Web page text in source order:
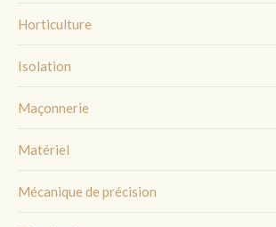
Horticulture
Isolation
Maçonnerie
Matériel
Mécanique de précision